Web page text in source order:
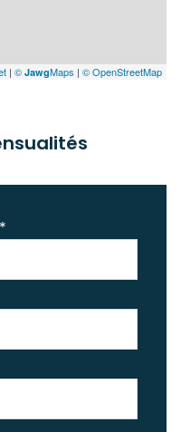
| © JawgMaps | © OpenStreetMap